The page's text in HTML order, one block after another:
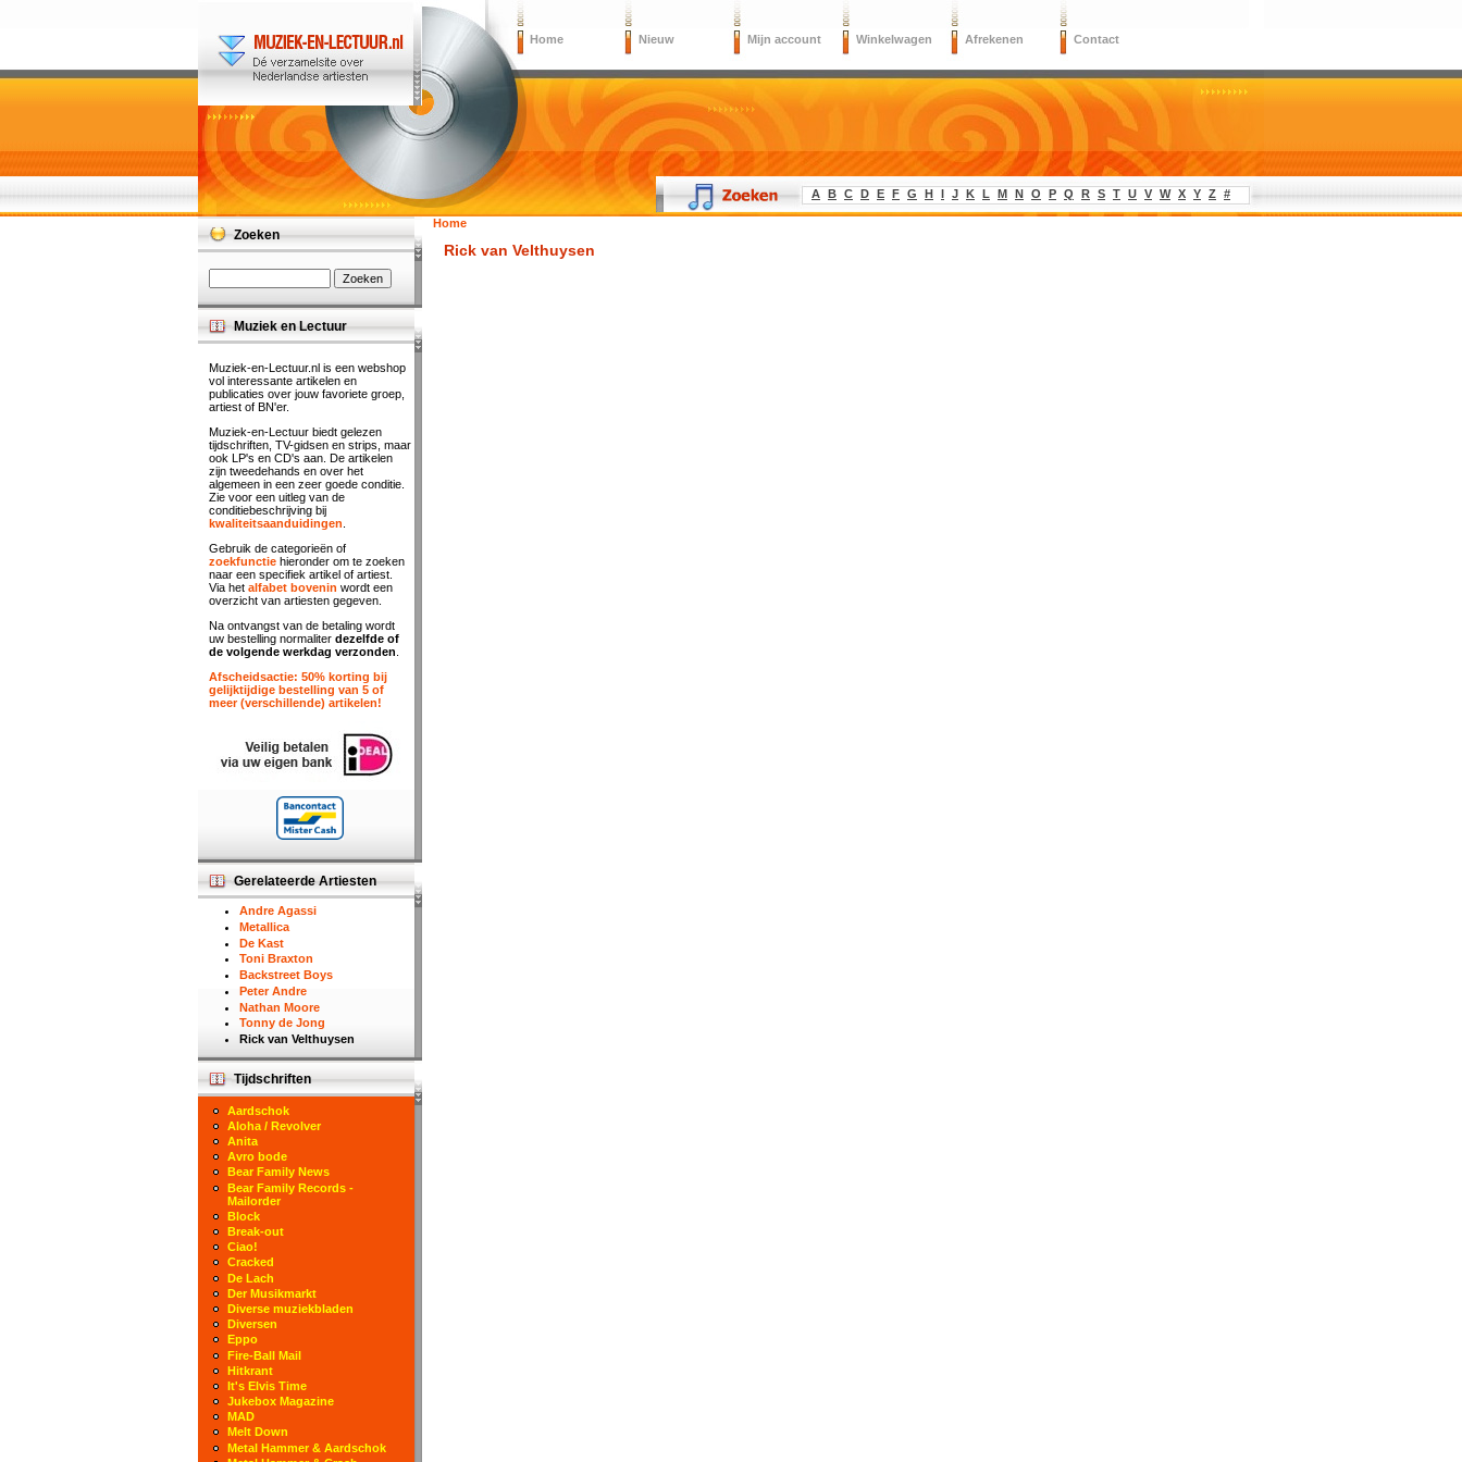
Home Nieuw Mijn account Winkelwagen Afrekenen Contact
A B C D E F G H I J K L M N O P Q R S T U V W X Y Z #
Home
Rick van Velthuysen
Zoeken
Muziek en Lectuur
Muziek-en-Lectuur.nl is een webshop
vol interessante artikelen en
publicaties over jouw favoriete groep,
artiest of BN'er.
Muziek-en-Lectuur biedt gelezen
tijdschriften, TV-gidsen en strips, maar
ook LP's en CD's aan. De artikelen
zijn tweedehands en over het
algemeen in een zeer goede conditie.
Zie voor een uitleg van de
conditiebeschrijving bij
kwaliteitsaanduidingen
Gebruik de categorieën of
zoekfunctie hieronder om te zoeken
naar een specifiek artikel of artiest.
Via het alfabet bovenin wordt een
overzicht van artiesten gegeven.
Na ontvangst van de betaling wordt
uw bestelling normaliter dezelfde of
de volgende werkdag verzonden
Afscheidsactie: 50% korting bij
gelijktijdige bestelling van 5 of
meer (verschillende) artikelen!
Gerelateerde Artiesten
Andre Agassi
Metallica
De Kast
Toni Braxton
Backstreet Boys
Peter Andre
Nathan Moore
Tonny de Jong
Rick van Velthuysen
Tijdschriften
Aardschok
Aloha / Revolver
Anita
Avro bode
Bear Family News
Bear Family Records -
Mailorder
Block
Break-out
Ciao!
Cracked
De Lach
Der Musikmarkt
Diverse muziekbladen
Diversen
Eppo
Fire-Ball Mail
Hitkrant
It's Elvis Time
Jukebox Magazine
MAD
Melt Down
Metal Hammer & Aardschok